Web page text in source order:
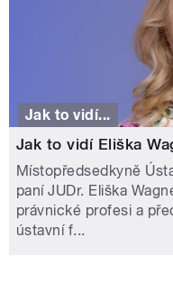
Jak to vidí...
Jak to vidí Eliška
Místopředsedkyně
paní JUDr. Eliška
právnické profesi a
ústavní f...